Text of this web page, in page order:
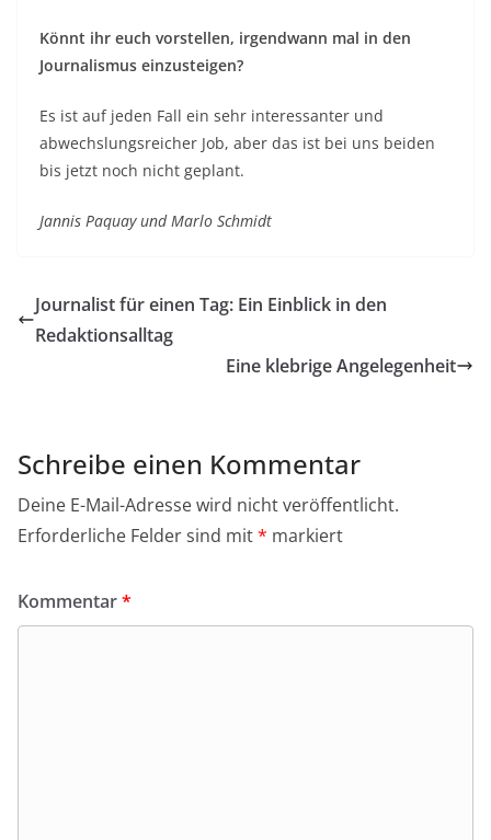
Könnt ihr euch vorstellen, irgendwann mal in den
Journalismus einzusteigen?
Es ist auf jeden Fall ein sehr interessanter und
abwechslungsreicher Job, aber das ist bei uns beiden
bis jetzt noch nicht geplant.
Jannis Paquay und Marlo Schmidt
Journalist für einen Tag: Ein Einblick in den
Redaktionsalltag
Eine klebrige Angelegenheit
Schreibe einen Kommentar
Deine E-Mail-Adresse wird nicht veröffentlicht.
Erforderliche Felder sind mit* markiert
Kommentar*